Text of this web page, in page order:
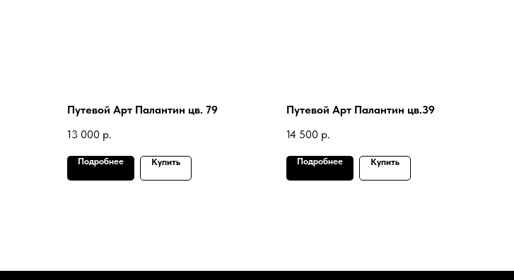
Путевой Арт Палантин цв. 79
13 000 р.
Подробнее Купить
Путевой Арт Палантин цв.39
14 500 р.
Подробнее Купить